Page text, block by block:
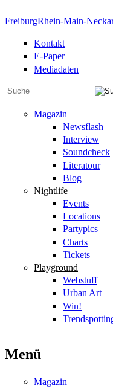
FreiburgRhein-Main-
Kontakt
E-Paper
Mediadaten
Magazin
Newsflash
Interview
Soundcheck
Literatour
Blog
Nightlife
Events
Locations
Partypics
Charts
Tickets
Playground
Webstuff
Urban Art
Win!
Menü
Magazin